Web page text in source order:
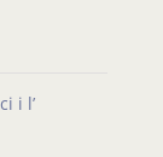
i l’